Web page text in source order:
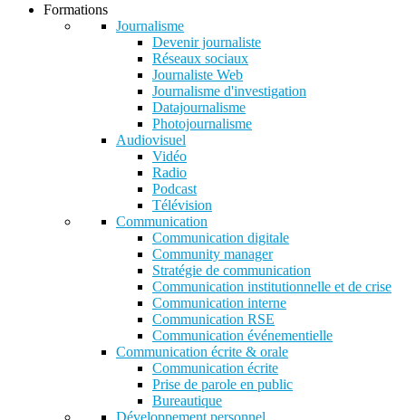
Formations
Journalisme
Devenir journaliste
Réseaux sociaux
Journaliste Web
Journalisme d'investigation
Datajournalisme
Photojournalisme
Audiovisuel
Vidéo
Radio
Podcast
Télévision
Communication
Communication digitale
Community manager
Stratégie de communication
Communication institutionnelle et de crise
Communication interne
Communication RSE
Communication événementielle
Communication écrite & orale
Communication écrite
Prise de parole en public
Bureautique
Développement personnel